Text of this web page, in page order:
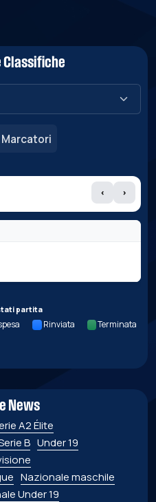
Classifiche
Marcatori
‹ ›
partita
Rinviata Terminata
News
A2 Élite
B Under 19
Nazionale maschile
Under 19